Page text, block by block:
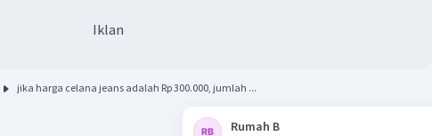
Iklan
jika harga celana jeans adalah Rp 300.000, jumlah ...
Rumah B